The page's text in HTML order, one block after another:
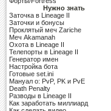
Нужно знать
Заточка в Lineage II
Заточки и бонусы
Проклятый меч Zariche
Меч Akamanah
Охота в Lineage II
Телепорты в Lineage II
Генератор имен
Настройка бота
Готовые set.ini
Мануал о: PvP, PK и PvE
Death Penalty
Разводы в Lineage II
Как заработать миллиард